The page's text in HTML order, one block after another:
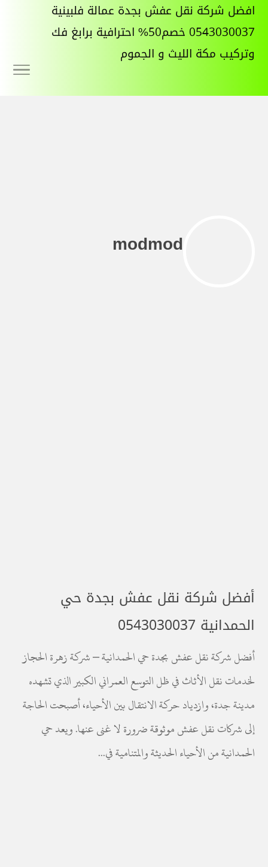
افضل شركة نقل عفش بجدة عمالة فلبينية
0543030037 خصم50% احترافية برابغ فك
وتركيب مكة الليث و الجموم
modmod
أفضل شركة نقل عفش بجدة حي
الحمدانية 0543030037
أفضل شركة نقل عفش بجدة حي الحمدانية – شركة زهرة الحجاز
لخدمات نقل الأثاث في ظل التوسع العمراني الكبير الذي تشهده
مدينة جدة، وازدياد حركة الانتقال بين الأحياء، أصبحت الحاجة
إلى شركات نقل عفش موثوقة ضرورة لا غنى عنها. ويعد حي
الحمدانية من الأحياء الحديثة والمتنامية في...